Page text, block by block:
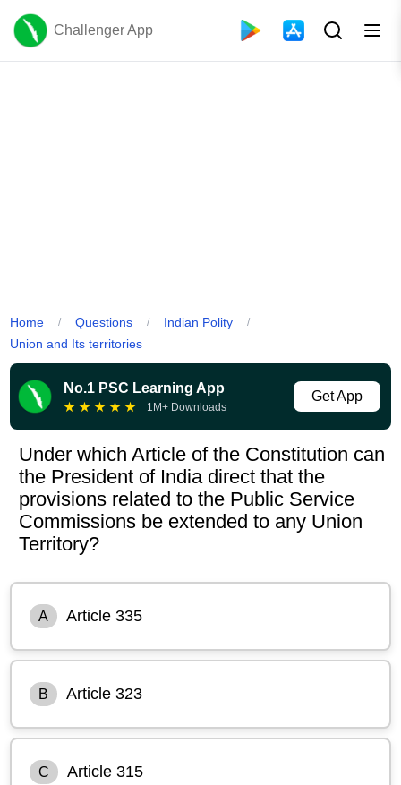
Challenger App
Home / Questions / Indian Polity /
Union and Its territories
No.1 PSC Learning App
★ ★ ★ ★ ★ 1M+ Downloads
Get App
Under which Article of the Constitution can
the President of India direct that the
provisions related to the Public Service
Commissions be extended to any Union
Territory?
A Article 335
B Article 323
C Article 315